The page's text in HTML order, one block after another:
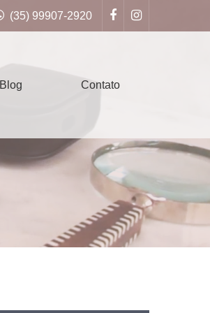
(35) 99907-2920
Blog Contato